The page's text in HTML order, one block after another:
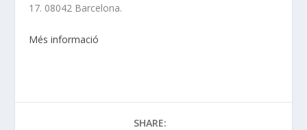
17. 08042 Barcelona.
Més informació
SHARE: